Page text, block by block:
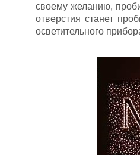
своему желанию,
отверстия станет
осветительного